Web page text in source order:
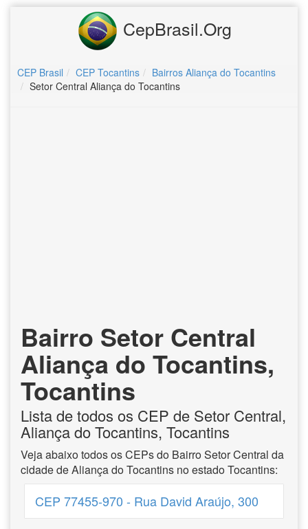
CepBrasil.Org
CEP Brasil CEP Tocantins
Bairros Aliança do Tocantins
Setor Central Aliança do Tocantins
Bairro Setor Central
Aliança do Tocantins,
Tocantins
Lista de todos os CEP de Setor Central,
Aliança do Tocantins, Tocantins
Veja abaixo todos os CEPs do Bairro Setor Central da
cidade de Aliança do Tocantins no estado Tocantins:
CEP 77455-970 - Rua David Araújo, 300